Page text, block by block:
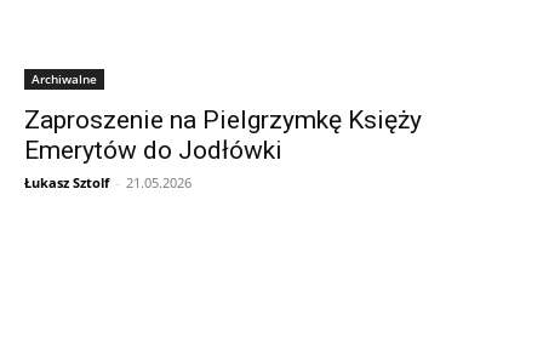
Archiwalne
Zaproszenie na Pielgrzymkę Księży
Emerytów do Jodłówki
Łukasz Sztolf - 21.05.2026